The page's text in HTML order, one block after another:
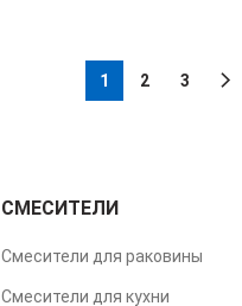
1 2 3
СМЕСИТЕЛИ
Смесители для раковины
Смесители для кухни